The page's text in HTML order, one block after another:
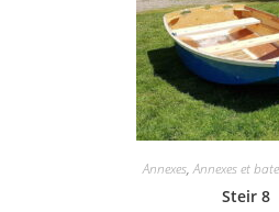
Annexes,Annexes et
Steir 8